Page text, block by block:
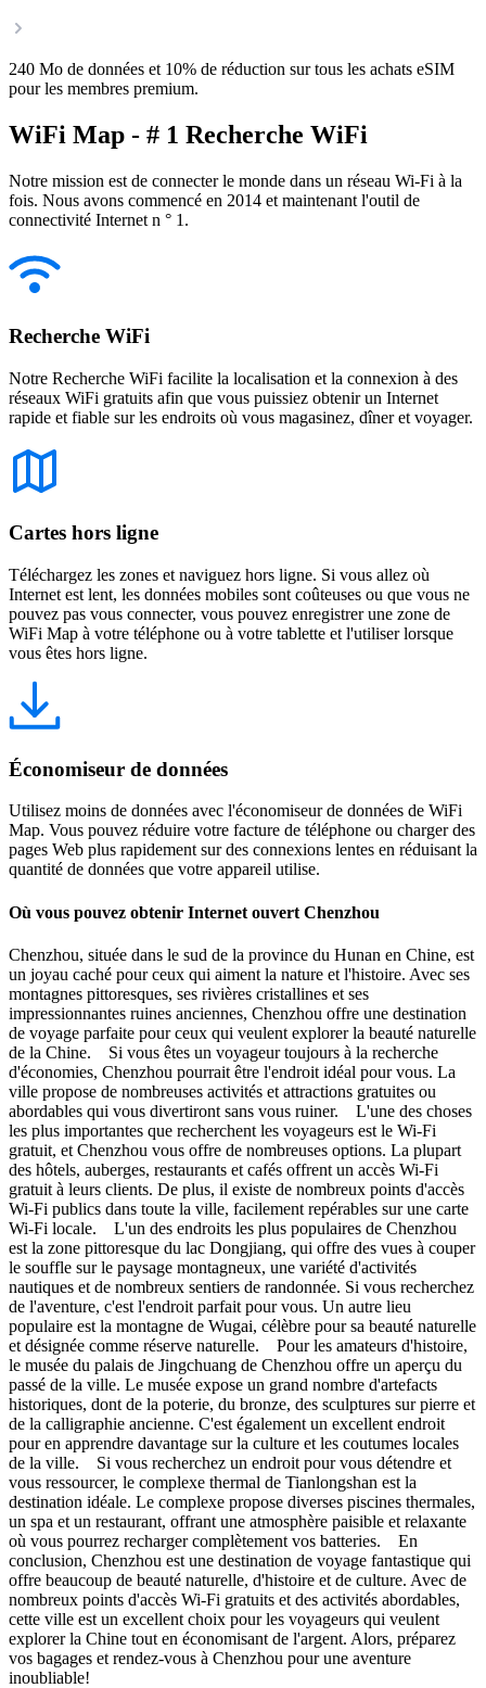
240 Mo de données et 10% de réduction sur tous les achats eSIM
pour les membres premium.
WiFi Map - # 1 Recherche WiFi
Notre mission est de connecter le monde dans un réseau Wi-Fi à la
fois. Nous avons commencé en 2014 et maintenant l'outil de
connectivité Internet n ° 1.
Recherche WiFi
Notre Recherche WiFi facilite la localisation et la connexion à des
réseaux WiFi gratuits afin que vous puissiez obtenir un Internet
rapide et fiable sur les endroits où vous magasinez, dîner et voyager.
Cartes hors ligne
Téléchargez les zones et naviguez hors ligne. Si vous allez où
Internet est lent, les données mobiles sont coûteuses ou que vous ne
pouvez pas vous connecter, vous pouvez enregistrer une zone de
WiFi Map à votre téléphone ou à votre tablette et l'utiliser lorsque
vous êtes hors ligne.
Économiseur de données
Utilisez moins de données avec l'économiseur de données de WiFi
Map. Vous pouvez réduire votre facture de téléphone ou charger des
pages Web plus rapidement sur des connexions lentes en réduisant la
quantité de données que votre appareil utilise.
Où vous pouvez obtenir Internet ouvert Chenzhou
Chenzhou, située dans le sud de la province du Hunan en Chine, est
un joyau caché pour ceux qui aiment la nature et l'histoire. Avec ses
montagnes pittoresques, ses rivières cristallines et ses
impressionnantes ruines anciennes, Chenzhou offre une destination
de voyage parfaite pour ceux qui veulent explorer la beauté naturelle
de la Chine. Si vous êtes un voyageur toujours à la recherche
d'économies, Chenzhou pourrait être l'endroit idéal pour vous. La
ville propose de nombreuses activités et attractions gratuites ou
abordables qui vous divertiront sans vous ruiner. L'une des choses
les plus importantes que recherchent les voyageurs est le Wi-Fi
gratuit, et Chenzhou vous offre de nombreuses options. La plupart
des hôtels, auberges, restaurants et cafés offrent un accès Wi-Fi
gratuit à leurs clients. De plus, il existe de nombreux points d'accès
Wi-Fi publics dans toute la ville, facilement repérables sur une carte
Wi-Fi locale. L'un des endroits les plus populaires de Chenzhou
est la zone pittoresque du lac Dongjiang, qui offre des vues à couper
le souffle sur le paysage montagneux, une variété d'activités
nautiques et de nombreux sentiers de randonnée. Si vous recherchez
de l'aventure, c'est l'endroit parfait pour vous. Un autre lieu
populaire est la montagne de Wugai, célèbre pour sa beauté naturelle
et désignée comme réserve naturelle. Pour les amateurs d'histoire,
le musée du palais de Jingchuang de Chenzhou offre un aperçu du
passé de la ville. Le musée expose un grand nombre d'artefacts
historiques, dont de la poterie, du bronze, des sculptures sur pierre et
de la calligraphie ancienne. C'est également un excellent endroit
pour en apprendre davantage sur la culture et les coutumes locales
de la ville. Si vous recherchez un endroit pour vous détendre et
vous ressourcer, le complexe thermal de Tianlongshan est la
destination idéale. Le complexe propose diverses piscines thermales,
un spa et un restaurant, offrant une atmosphère paisible et relaxante
où vous pourrez recharger complètement vos batteries. En
conclusion, Chenzhou est une destination de voyage fantastique qui
offre beaucoup de beauté naturelle, d'histoire et de culture. Avec de
nombreux points d'accès Wi-Fi gratuits et des activités abordables,
cette ville est un excellent choix pour les voyageurs qui veulent
explorer la Chine tout en économisant de l'argent. Alors, préparez
vos bagages et rendez-vous à Chenzhou pour une aventure
inoubliable!